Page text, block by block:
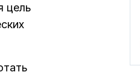
цель